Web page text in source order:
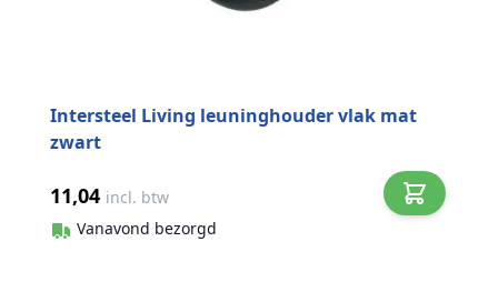
Intersteel Living leuninghouder vlak mat
zwart
11,04 incl. btw
Vanavond bezorgd